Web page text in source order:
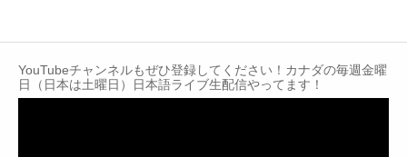
Contact
YouTubeチャンネルもぜひ登録してください！カナダの毎週金曜
日（日本は土曜日）日本語ライブ生配信やってます！